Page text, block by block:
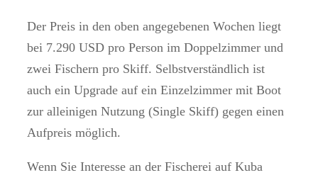
Der Preis in den oben angegebenen Wochen liegt
bei 7.290 USD pro Person im Doppelzimmer und
zwei Fischern pro Skiff. Selbstverständlich ist
auch ein Upgrade auf ein Einzelzimmer mit Boot
zur alleinigen Nutzung (Single Skiff) gegen einen
Aufpreis möglich.
Wenn Sie Interesse an der Fischerei auf Kuba